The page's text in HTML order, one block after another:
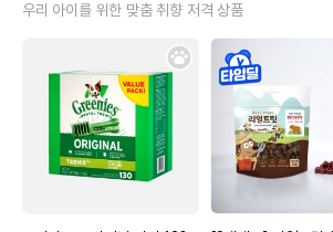
우리 아이를 위한 맞춤 취향 저격 상품